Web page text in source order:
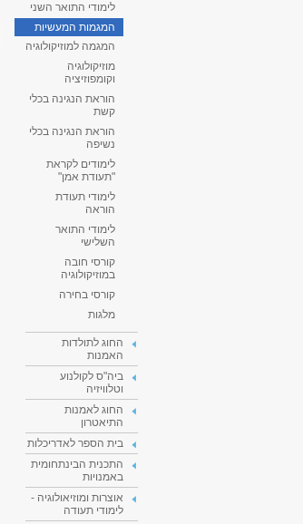
לימודי התואר השני
המגמות המעשיות
המגמה למוזיקולוגיה
מוזיקולוגיה
וקומפוזיציה
הוראת הנגינה בכלי
קשת
הוראת הנגינה בכלי
נשיפה
לימודים לקראת
"תעודת אמן"
לימודי תעודת
הוראה
לימודי התואר
השלישי
קורסי חובה
במוזיקולוגיה
קורסי בחירה
מלגות
החוג לתולדות
האמנות
ביה"ס לקולנוע
וטלוויזיה
החוג לאמנות
התיאטרון
בית הספר לאדריכלות
התכנית הבינתחומית
באמנויות
אוצרות ומוזיאולוגיה -
לימודי תעודה